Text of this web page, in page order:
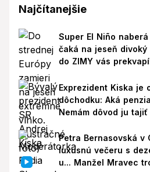
Najčítanejšie
Super El Niño
čaká na jeseň divoký
do ZIMY vás
Exprezident Kiska je
dôchodku: Aká
Nemám dôvod ju tajiť
Petra Bernasovská v
luxusnú večeru s
u... Manžel Mravec